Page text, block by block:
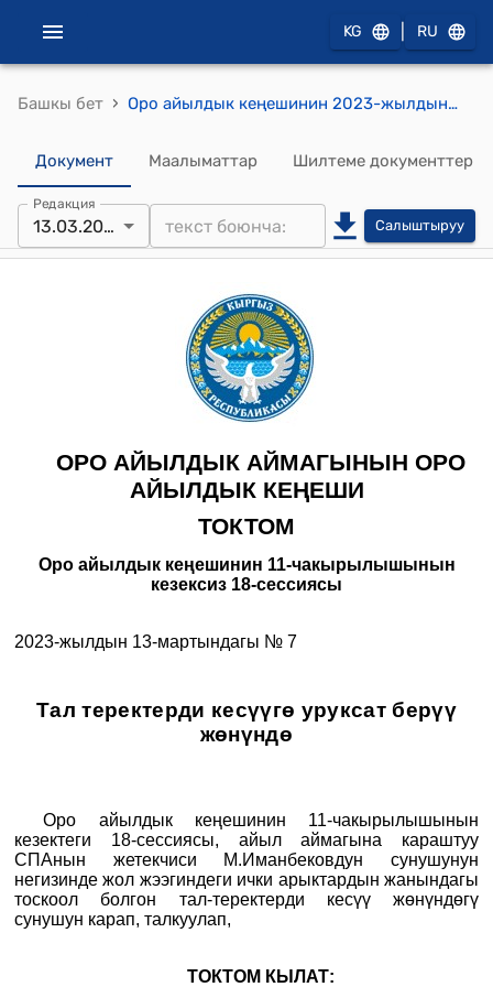
KG RU
Башкы бет › Оро айылдык кеңешинин 2023-жылдын 13-мартындагы № 7 "Тал теректерди кесүүгө уруксат берүү жөнүндө" токтому
Документ Маалыматтар Шилтеме документтер
Редакция
13.03.2023 Салыштыруу